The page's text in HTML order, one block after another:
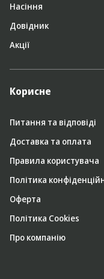
Насіння
Довідник
Акції
Корисне
Питання та відповіді
Доставка та оплата
Правила користувача
Політика
Оферта
Політика Cookies
Про компанію